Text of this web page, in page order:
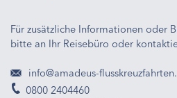
Für zusätzliche Informationen oder
bitte an Ihr Reisebüro oder
info@amadeus-
0800 2404460